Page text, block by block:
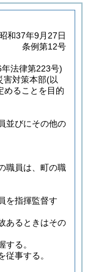
昭和37年9月27日
条例第12号
法律第223号)
害対策本部(以
めることを目的
並びにその他の
職員は、町の職
を指揮監督す
あるときはその
る。
事する。